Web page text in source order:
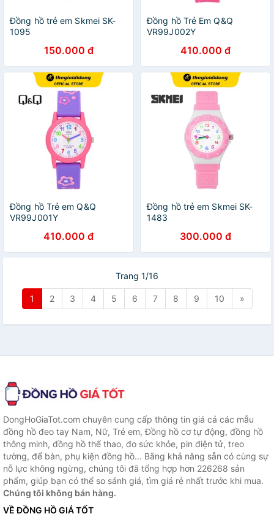
Đồng hồ trẻ em Skmei SK-
1095
150.000 đ
Đồng hồ Trẻ Em Q&Q
VR99J002Y
410.000 đ
Đồng hồ Trẻ em Q&Q
VR99J001Y
410.000 đ
Đồng hồ trẻ em Skmei SK-
1483
300.000 đ
Trang 1/16
1 2 3 4 5 6 7 8 9 10 »
DongHoGiaTot.com chuyên cung cấp thông tin giá cả các mẫu
đồng hồ đeo tay Nam, Nữ, Trẻ em, Đồng hồ cơ tự động, đồng hồ
thông minh, đồng hồ thể thao, đo sức khỏe, pin điện tử, treo
tường, để bàn, phụ kiện đồng hồ... Bằng khả năng sẵn có cùng sự
nỗ lực không ngừng, chúng tôi đã tổng hợp hơn 226268 sản
phẩm, giúp bạn có thể so sánh giá, tìm giá rẻ nhất trước khi mua.
Chúng tôi không bán hàng.
VỀ ĐỒNG HỒ GIÁ TỐT